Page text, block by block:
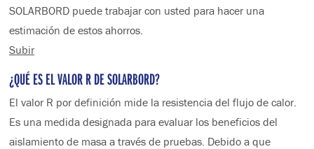
SOLARBORD puede trabajar con usted para hacer una
estimación de estos ahorros.
Subir
¿QUÉ ES EL VALOR R DE SOLARBORD?
El valor R por definición mide la resistencia del flujo de calor.
Es una medida designada para evaluar los beneficios del
aislamiento de masa a través de pruebas. Debido a que